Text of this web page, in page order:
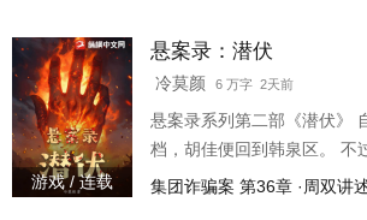
游戏 / 连载
悬案录：潜伏
冷莫颜 6 万字 2天前
悬案录系列第二部《潜伏》
档，胡佳便回到韩泉区。 不
最新犯罪团伙开始悄然萌发
集团诈骗案 第36章 ·周双讲